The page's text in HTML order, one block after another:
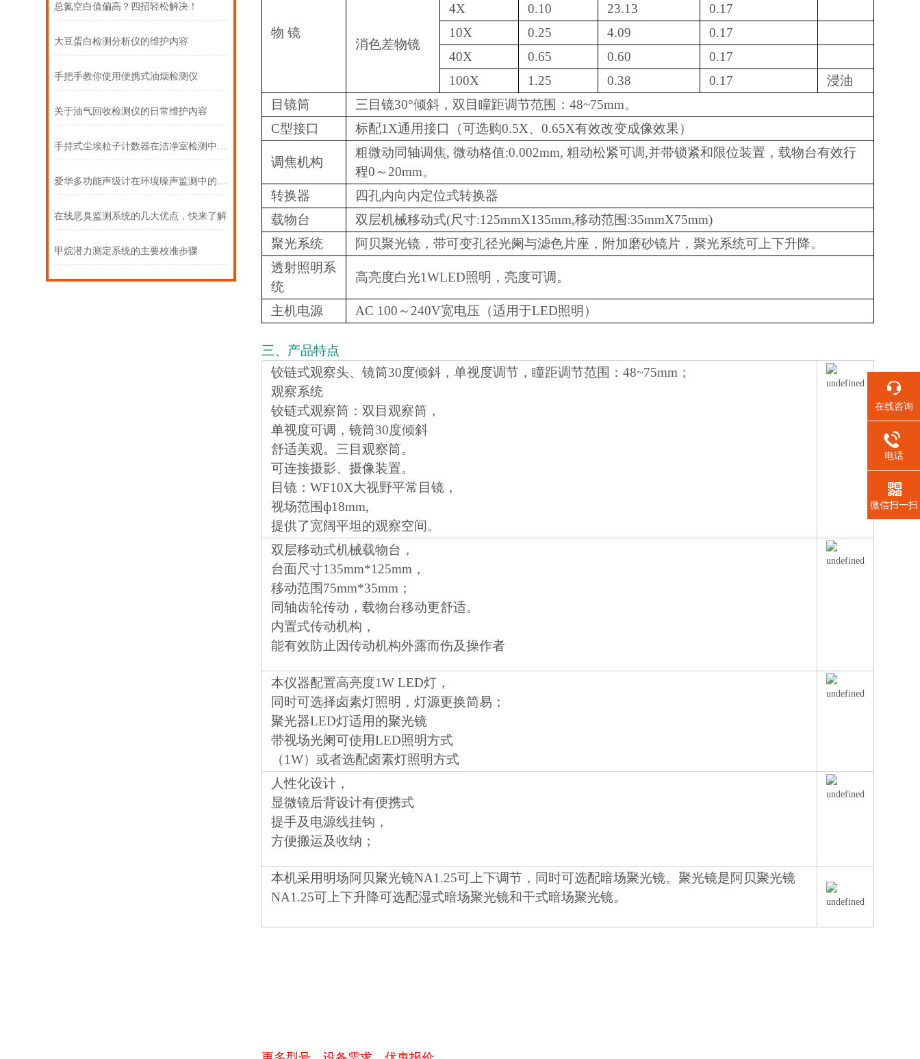
总氮空白值偏高？四招轻松解决！
大豆蛋白检测分析仪的维护内容
手把手教你使用便携式油烟检测仪
关于油气回收检测仪的日常维护内容
在线恶臭监测系统的几大优点，快来了解
甲烷潜力测定系统的主要校准步骤
物 镜
消色差物镜
4X 0.10 23.13
0.17
10X
0.25 4.09
0.17
40X
0.65 0.60
0.17
100X
1.25 0.38 0.17
浸油
目镜筒
三目镜30°倾斜，双目瞳距调节范围：48~75mm。
C型接口
标配1X通用接口（可选购0.5X、0.65X有效改变成像效果）
调焦机构
粗微动同轴调焦, 微动格值:0.002mm, 粗动松紧可调,并带锁紧和限位装置，载物台有效行
程0～20mm。
转换器
四孔内向内定位式转换器
载物台
双层机械移动式(尺寸:125mmX135mm,移动范围:35mmX75mm)
聚光系统
阿贝聚光镜，带可变孔径光阑与滤色片座，附加磨砂镜片，聚光系统可上下升降。
透射照明系
统
高亮度白光1WLED照明，亮度可调。
主机电源 AC 100～240V宽电压（适用于LED照明）
三、产品特点
铰链式观察头、镜筒30度倾斜，单视度调节，瞳距调节范围：48~75mm；
观察系统
铰链式观察筒：双目观察筒，
单视度可调，镜筒30度倾斜
舒适美观。三目观察筒。
可连接摄影、摄像装置。
目镜：WF10X大视野平常目镜，
视场范围ф18mm,
提供了宽阔平坦的观察空间。
双层移动式机械载物台，
台面尺寸135mm*125mm，
移动范围75mm*35mm；
同轴齿轮传动，载物台移动更舒适。
内置式传动机构，
能有效防止因传动机构外露而伤及操作者
本仪器配置高亮度1W LED灯，
同时可选择卤素灯照明，灯源更换简易；
聚光器LED灯适用的聚光镜
带视场光阑可使用LED照明方式
（1W）或者选配卤素灯照明方式
人性化设计，
显微镜后背设计有便携式
提手及电源线挂钩，
方便搬运及收纳；
本机采用明场阿贝聚光镜NA1.25可上下调节，同时可选配暗场聚光镜。聚光镜是阿贝聚光镜
NA1.25可上下升降可选配湿式暗场聚光镜和干式暗场聚光镜。
在线咨询
电话
微信扫一扫